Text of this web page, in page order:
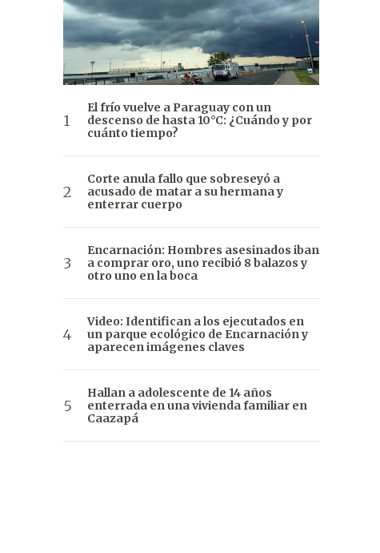
El frío vuelve a Paraguay con un
descenso de hasta 10°C: ¿Cuándo y por
cuánto tiempo?
Corte anula fallo que sobreseyó a
acusado de matar a su hermana y
enterrar cuerpo
Encarnación: Hombres asesinados iban
a comprar oro, uno recibió 8 balazos y
otro uno en la boca
Video: Identifican a los ejecutados en
un parque ecológico de Encarnación y
aparecen imágenes claves
Hallan a adolescente de 14 años
enterrada en una vivienda familiar en
Caazapá